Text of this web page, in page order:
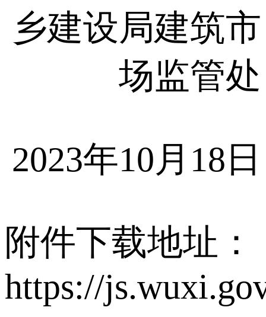
乡建设局建筑市
场监管处
2023年10月18日
附件下载地址：
https://